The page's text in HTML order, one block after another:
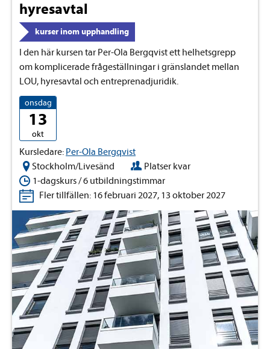
hyresavtal
kurser inom upphandling
I den här kursen tar Per-Ola Bergqvist ett helhetsgrepp
om komplicerade frågeställningar i gränslandet mellan
LOU, hyresavtal och entreprenadjuridik.
onsdag
13
okt
Kursledare: Per-Ola Bergqvist
Stockholm/Livesänd
Platser kvar
1-dagskurs / 6 utbildningstimmar
Fler tillfällen: 16 februari 2027, 13 oktober 2027